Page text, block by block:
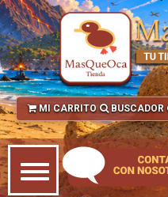
MI CARRITO BUSCADOR